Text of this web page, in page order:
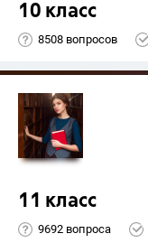
10 класс
8508 вопросов
11 класс
9692 вопроса